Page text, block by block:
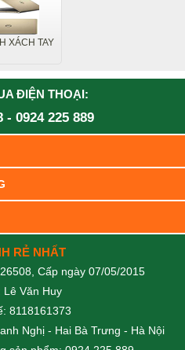
XÁCH TAY
ĐIỆN THOẠI:
- 0924 225 889
RẺ NHẤT
Cấp ngày 07/05/2015
Văn Huy
8118161373
Nghị - Hai Bà Trưng - Hà Nội